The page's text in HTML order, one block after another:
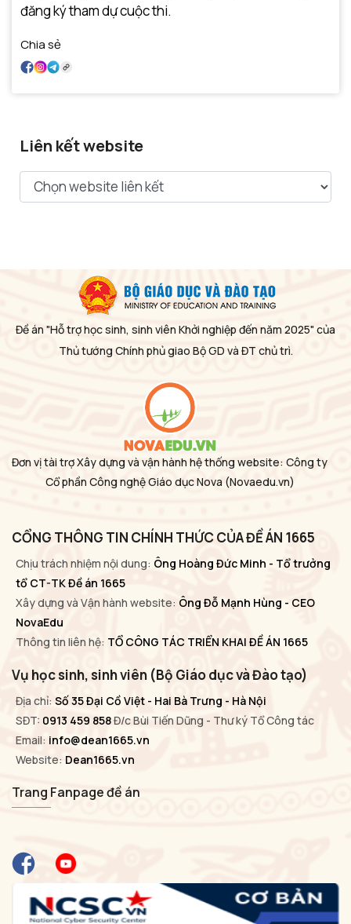
đăng ký tham dự cuộc thi.
Chia sẻ
Liên kết website
Đề án "Hỗ trợ học sinh, sinh viên Khởi nghiệp đến năm 2025" của
Thủ tướng Chính phủ giao Bộ GD và ĐT chủ trì.
Đơn vị tài trợ Xây dựng và vận hành hệ thống website: Công ty
Cổ phần Công nghệ Giáo dục Nova (Novaedu.vn)
CỔNG THÔNG TIN CHÍNH THỨC CỦA ĐỀ ÁN 1665
Chịu trách nhiệm nội dung: Ông Hoàng Đức Minh - Tổ trưởng
tổ CT-TK Đề án 1665
Xây dựng và Vận hành website: Ông Đỗ Mạnh Hùng - CEO
NovaEdu
Thông tin liên hệ: TỔ CÔNG TÁC TRIỂN KHAI ĐỀ ÁN 1665
Vụ học sinh, sinh viên (Bộ Giáo dục và Đào tạo)
Địa chỉ: Số 35 Đại Cồ Việt - Hai Bà Trưng - Hà Nội
SĐT: 0913 459 858Đ/c Bùi Tiến Dũng - Thư ký Tổ Công tác
Email: info@dean1665.vn
Website: Dean1665.vn
Trang Fanpage đề án